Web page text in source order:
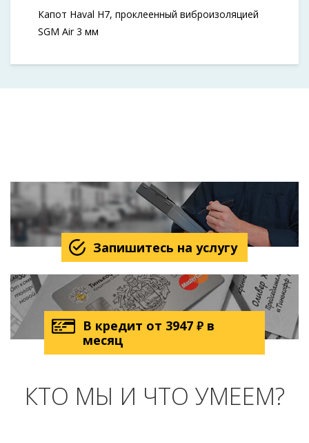
Капот Haval H7, проклеенный виброизоляцией
SGM Air 3 мм
Запишитесь на услугу
В кредит от 3947 ₽ в
месяц
КТО МЫ И ЧТО УМЕЕМ?